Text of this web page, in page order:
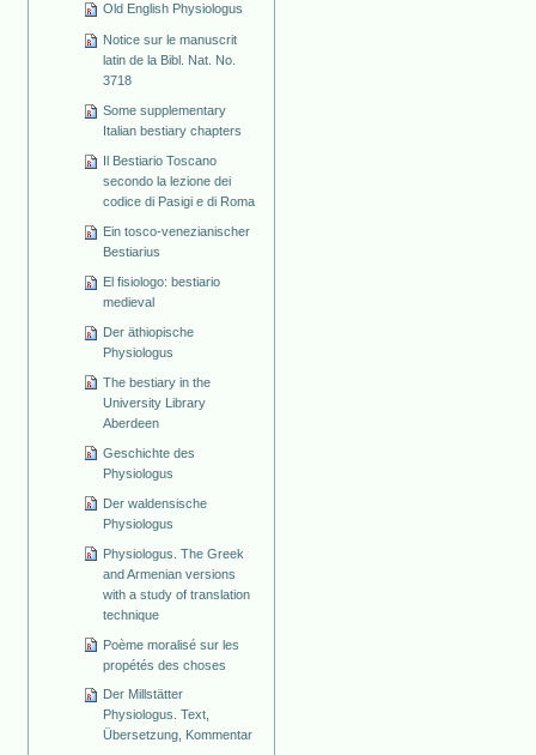
Old English Physiologus
Notice sur le manuscrit
latin de la Bibl. Nat. No.
3718
Some supplementary
Italian bestiary chapters
Il Bestiario Toscano
secondo la lezione dei
codice di Pasigi e di Roma
Ein tosco-venezianischer
Bestiarius
El fisiologo: bestiario
medieval
Der äthiopische
Physiologus
The bestiary in the
University Library
Aberdeen
Geschichte des
Physiologus
Der waldensische
Physiologus
Physiologus. The Greek
and Armenian versions
with a study of translation
technique
Poème moralisé sur les
propétés des choses
Der Millstätter
Physiologus. Text,
Übersetzung, Kommentar